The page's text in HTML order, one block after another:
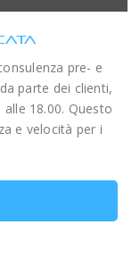
pre- e
parte dei clienti,
18.00. Questo
e velocità per i